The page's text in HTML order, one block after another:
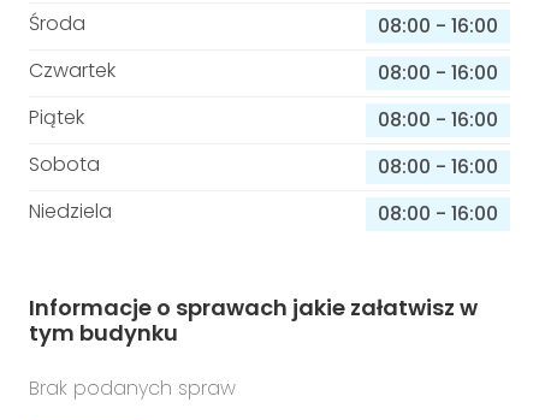
Środa
08:00 - 16:00
Czwartek
08:00 - 16:00
Piątek
08:00 - 16:00
Sobota
08:00 - 16:00
Niedziela
08:00 - 16:00
Informacje o sprawach jakie załatwisz w
tym budynku
Brak podanych spraw